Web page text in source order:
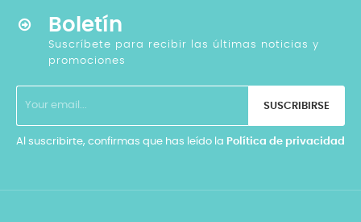
Boletín
Suscríbete para recibir las últimas noticias y
promociones
SUSCRIBIRSE
Al suscribirte, confirmas que has leído la Política de privacidad